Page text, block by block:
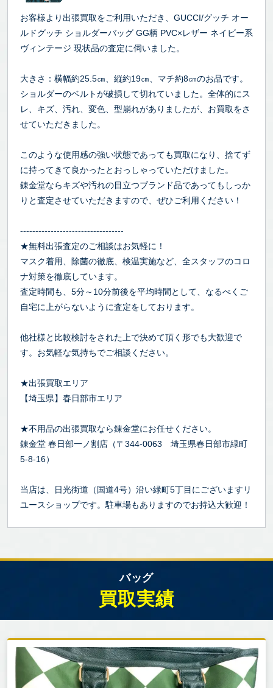
お客様より出張買取をご利用いただき、GUCCI/グッチ オー
ルドグッチ ショルダーバッグ GG柄 PVC×レザー ネイビー系
ヴィンテージ 現状品の査定に伺いました。
大きさ：横幅約25.5㎝、縦約19㎝、マチ約8㎝のお品です。
ショルダーのベルトが破損して切れていました。全体的にス
レ、キズ、汚れ、変色、型崩れがありましたが、お買取をさ
せていただきました。
このような使用感の強い状態であっても買取になり、捨てず
に持ってきて良かったとおっしゃっていただけました。
錬金堂ならキズや汚れの目立つブランド品であってもしっか
りと査定させていただきますので、ぜひご利用ください！
----------------------------------
★無料出張査定のご相談はお気軽に！
マスク着用、除菌の徹底、検温実施など、全スタッフのコロ
ナ対策を徹底しています。
査定時間も、5分～10分前後を平均時間として、なるべくご
自宅に上がらないように査定をしております。
他社様と比較検討をされた上で決めて頂く形でも大歓迎で
す。お気軽な気持ちでご相談ください。
★出張買取エリア
【埼玉県】春日部市エリア
★不用品の出張買取なら錬金堂にお任せください。
錬金堂 春日部一ノ割店（〒344-0063 埼玉県春日部市緑町
5-8-16）
当店は、日光街道（国道4号）沿い緑町5丁目にございますリ
ユースショップです。駐車場もありますのでお持込大歓迎！
バッグ
買取実績